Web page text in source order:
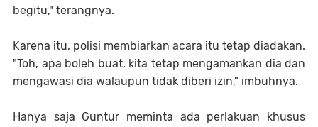
begitu," terangnya.
Karena itu, polisi membiarkan acara itu tetap diadakan.
"Toh, apa boleh buat, kita tetap mengamankan dia dan
mengawasi dia walaupun tidak diberi izin," imbuhnya.
Hanya saja Guntur meminta ada perlakuan khusus